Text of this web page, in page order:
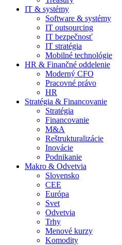
IT & systémy
Software & systémy
IT outsourcing
IT bezpečnosť
IT stratégia
Mobilné technológie
HR & Finančné oddelenie
Moderný CFO
Pracovné právo
HR
Stratégia & Financovanie
Stratégia
Financovanie
M&A
Reštrukturalizácie
Inovácie
Podnikanie
Makro & Odvetvia
Slovensko
CEE
Európa
Svet
Odvetvia
Trhy
Menové kurzy
Komodity